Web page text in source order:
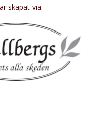
skapat via: